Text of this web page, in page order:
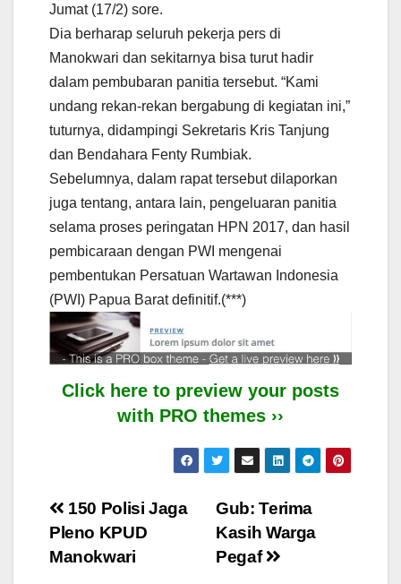
Jumat (17/2) sore.
Dia berharap seluruh pekerja pers di
Manokwari dan sekitarnya bisa turut hadir
dalam pembubaran panitia tersebut. “Kami
undang rekan-rekan bergabung di kegiatan ini,”
tuturnya, didampingi Sekretaris Kris Tanjung
dan Bendahara Fenty Rumbiak.
Sebelumnya, dalam rapat tersebut dilaporkan
juga tentang, antara lain, pengeluaran panitia
selama proses peringatan HPN 2017, dan hasil
pembicaraan dengan PWI mengenai
pembentukan Persatuan Wartawan Indonesia
(PWI) Papua Barat definitif.(***)
Click here to preview your posts
with PRO themes ››
Post
navigation
Gub: Terima
Kasih Warga
Pegaf
150 Polisi Jaga
Pleno KPUD
Manokwari